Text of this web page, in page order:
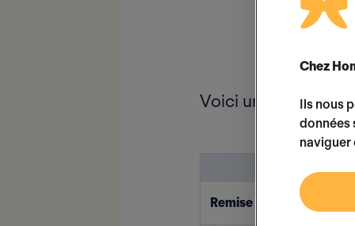
Voici un aperçu
Remise en personne
Chez
Ils nous
données
naviguer